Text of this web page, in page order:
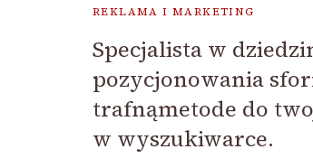
REKLAMA I MARKETING
Specjalista w
pozycjonowania
trafnąmetode do
w wyszukiwarce.